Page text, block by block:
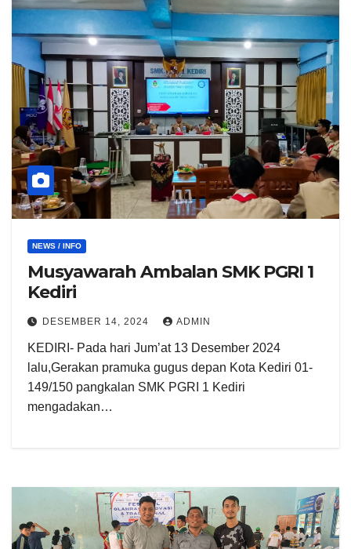
NEWS / INFO
Musyawarah Ambalan SMK PGRI 1
Kediri
DESEMBER 14, 2024 ADMIN
KEDIRI- Pada hari Jum’at 13 Desember 2024
lalu,Gerakan pramuka gugus depan Kota Kediri 01-
149/150 pangkalan SMK PGRI 1 Kediri
mengadakan…